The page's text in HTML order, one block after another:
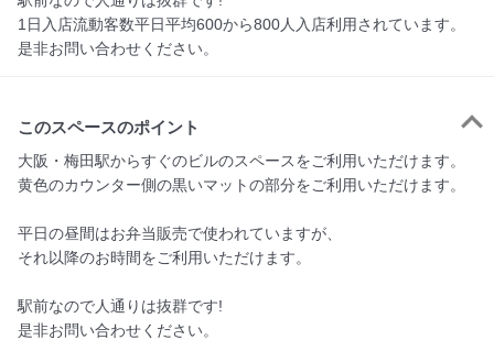
1日入店流動客数平日平均600から800人入店利用されています。
是非お問い合わせください。
このスペースのポイント
大阪・梅田駅からすぐのビルのスペースをご利用いただけます。
黄色のカウンター側の黒いマットの部分をご利用いただけます。
平日の昼間はお弁当販売で使われていますが、
それ以降のお時間をご利用いただけます。
駅前なので人通りは抜群です!
是非お問い合わせください。